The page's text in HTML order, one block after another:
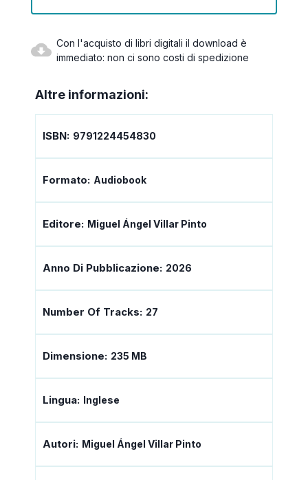
Con l'acquisto di libri digitali il download è
immediato: non ci sono costi di spedizione
Altre informazioni:
ISBN: 9791224454830
Formato: Audiobook
Editore: Miguel Ángel Villar Pinto
Anno Di Pubblicazione: 2026
Number Of Tracks: 27
Dimensione: 235 MB
Lingua: Inglese
Autori: Miguel Ángel Villar Pinto